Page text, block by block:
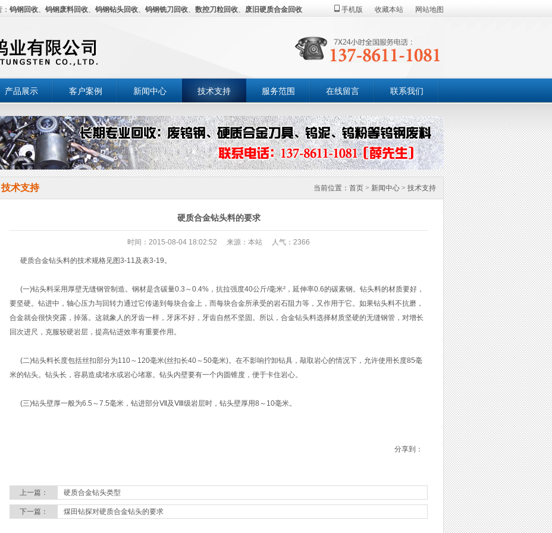
钨钢回收、 钨钢废料回收、 钨钢钻头回收、 钨钢铣刀回收、 数控刀粒回收、 废旧硬质合金回收 手机版 收藏本站 网站地图
产品展示 客户案例 新闻中心 技术支持 服务范围 在线留言 联系我们
当前位置： 首页 > 新闻中心 > 技术支持
技术支持
硬质合金钻头料的要求
时间：2015-08-04 18:02:52 来源：本站 人气：2366
硬质合金钻头料的技术规格见图3-11及表3-19。
(一)钻头料采用厚壁无缝钢管制造。钢材是含碳量0.3～0.4%，抗拉强度40公斤/毫米²，延伸率0.6的碳素钢。钻头料的材质要好，
要坚硬。钻进中，轴心压力与回转力通过它传递到每块合金上，而每块合金所承受的岩石阻力等，又作用于它。如果钻头料不抗磨，
合金就会很快突露，掉落。这就象人的牙齿一样，牙床不好，牙齿自然不坚固。所以，合金钻头料选择材质坚硬的无缝钢管，对增长
回次进尺，克服较硬岩层，提高钻进效率有重要作用。
(二)钻头料长度包括丝扣部分为110～120毫米(丝扣长40～50毫米)。在不影响拧卸钻具，敲取岩心的情况下，允许使用长度85毫
米的钻头。钻头长，容易造成堵水或岩心堵塞。钻头内壁要有一个内圆锥度，便于卡住岩心。
(三)钻头壁厚一般为6.5～7.5毫米，钻进部分Ⅶ及Ⅷ级岩层时，钻头壁厚用8～10毫米。
分享到：
上一篇： 硬质合金钻头类型
下一篇： 煤田钻探对硬质合金钻头的要求